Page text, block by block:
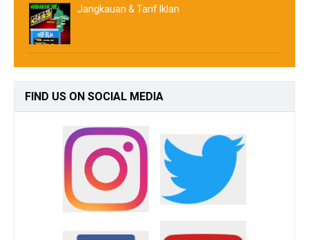
Jangkauan & Tarif Iklan
FIND US ON SOCIAL MEDIA